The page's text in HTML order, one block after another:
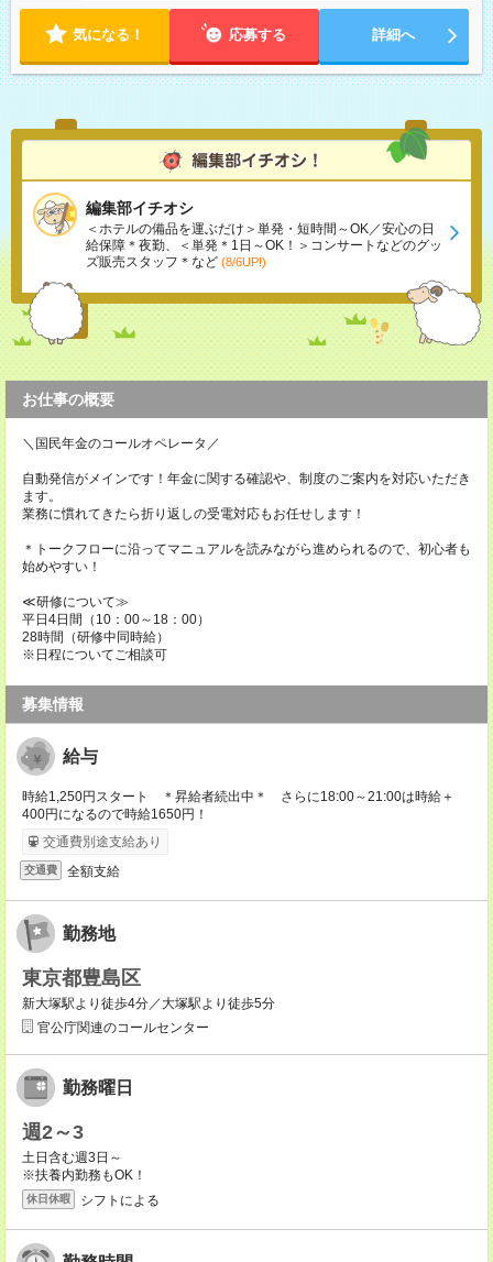
気になる！ 応募する 詳細へ
編集部イチオシ
＜ホテルの備品を運ぶだけ＞単発・短時間～OK／安心の日
給保障＊夜勤、＜単発＊1日～OK！＞コンサートなどのグッ
ズ販売スタッフ＊など (8/6UP!)
お仕事の概要
＼国民年金のコールオペレータ／
自動発信がメインです！年金に関する確認や、制度のご案内を対応いただき
ます。
業務に慣れてきたら折り返しの受電対応もお任せします！
＊トークフローに沿ってマニュアルを読みながら進められるので、初心者も
始めやすい！
≪研修について≫
平日4日間（10：00～18：00）
28時間（研修中同時給）
※日程についてご相談可
募集情報
給与
時給1,250円スタート ＊昇給者続出中＊ さらに18:00～21:00は時給＋
400円になるので時給1650円！
交通費別途支給あり
交通費 全額支給
勤務地
東京都豊島区
新大塚駅より徒歩4分／大塚駅より徒歩5分
官公庁関連のコールセンター
勤務曜日
週2～3
土日含む週3日～
※扶養内勤務もOK！
休日休暇 シフトによる